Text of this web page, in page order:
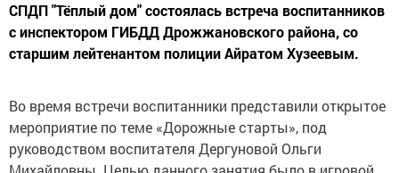
СПДП "Тёплый дом" состоялась встреча воспитанников
с инспектором ГИБДД Дрожжановского района, со
старшим лейтенантом полиции Айратом Хузеевым.
Во время встречи воспитанники представили открытое
мероприятие по теме «Дорожные старты», под
руководством воспитателя Дергуновой Ольги